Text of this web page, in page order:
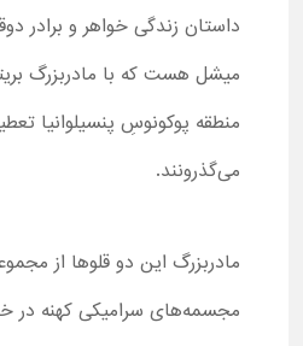
داستان زندگی خواهر و برادر
میشل هست که با مادربزرگ
منطقه پوکونوسِ پنسیلوانیا
می‌گذرونند.
مادربزرگ این دو قلوها از
مجسمه‌های سرامیکی کهنه در